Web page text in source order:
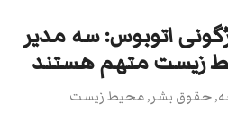
اتوبوس: سه مدیر
زیست متهم هستند
,حقوق بشر,محیط زیست